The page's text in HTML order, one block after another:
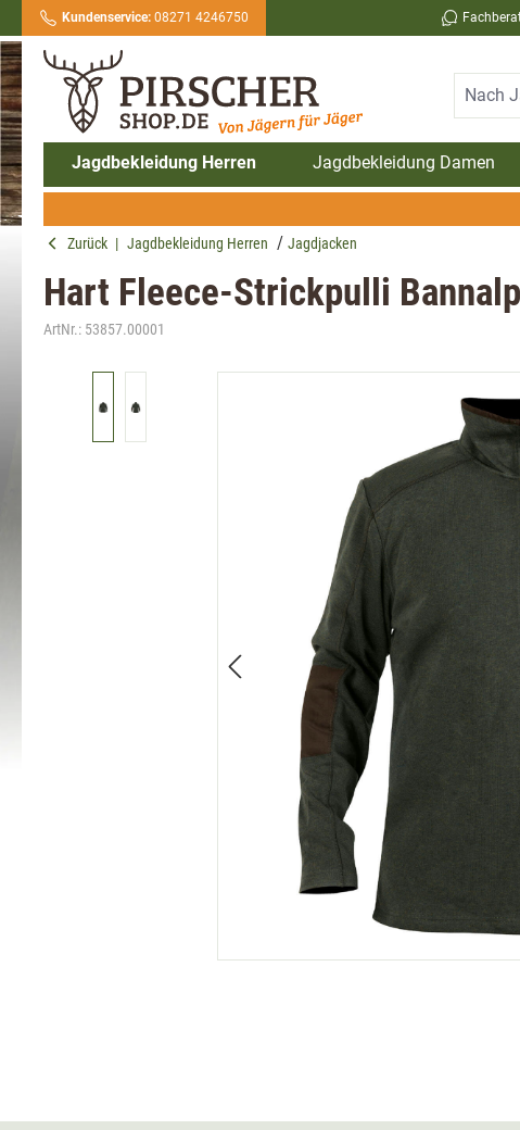
Zur Hauptnavigation springen
Kundenservice:08271 4246750
Jagdbekleidung Herren Jagdbekleidung Damen
Zurück | Jagdbekleidung Herren Jagdjacken
Hart Fleece-Strickpulli
ArtNr.: 53857.00001